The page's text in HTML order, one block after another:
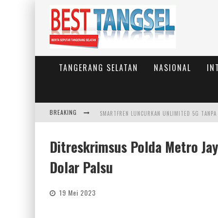
TANGERANG SELATAN NASIONAL
BREAKING
Ditreskrimsus Polda Metro
Dolar Palsu
19 Mei 2023